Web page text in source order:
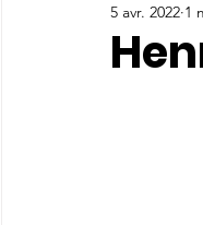
5 avr. 2022 1